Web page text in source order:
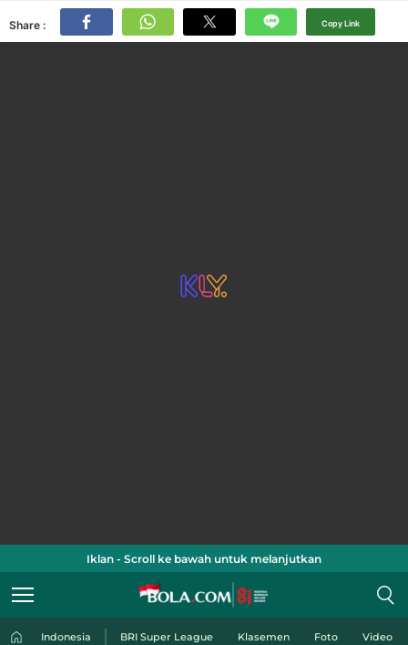
Share : Copy Link
Iklan - Scroll ke bawah untuk melanjutkan
Indonesia BRI Super League Klasemen Foto Video